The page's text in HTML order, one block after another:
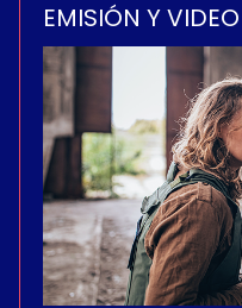
EMISIÓN Y VIDEO